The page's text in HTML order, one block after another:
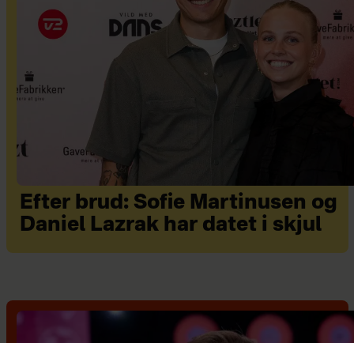
Efter brud: Sofie Martinusen og
Daniel Lazrak har datet i skjul